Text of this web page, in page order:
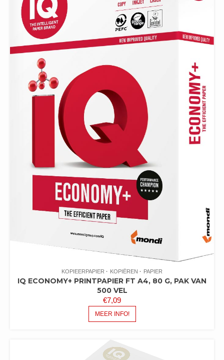
KOPIEERPAPIER KOPIËREN PAPIER
IQ ECONOMY+ PRINTPAPIER FT A4, 80 G, PAK VAN
500 VEL
€7,09
MEER INFO!